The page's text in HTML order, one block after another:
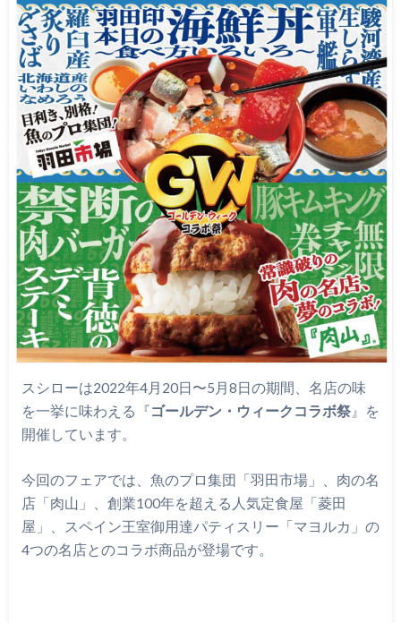
スシローは2022年4月20日〜5月8日の期間、名店の味
を一挙に味わえる『ゴールデン・ウィークコラボ祭』を
開催しています。
今回のフェアでは、魚のプロ集団「羽田市場」、肉の名
店「肉山」、創業100年を超える人気定食屋「菱田
屋」、スペイン王室御用達パティスリー「マヨルカ」の
4つの名店とのコラボ商品が登場です。